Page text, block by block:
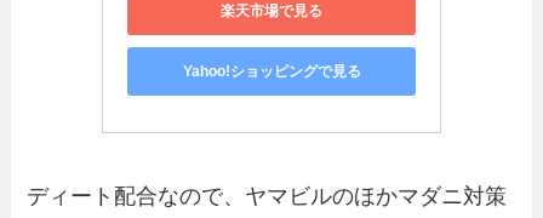
楽天市場で見る
Yahoo!ショッピングで見る
ディート配合なので、ヤマビルのほかマダニ対策